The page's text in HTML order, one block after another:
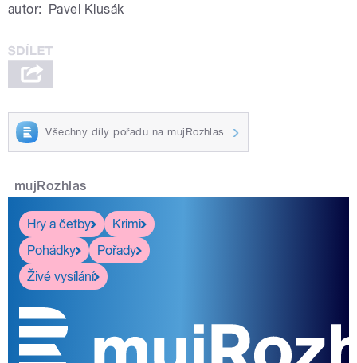
autor: Pavel Klusák
Všechny díly pořadu na mujRozhlas
mujRozhlas
Hry a četby
Krimi
Pohádky
Pořady
Živé vysílání